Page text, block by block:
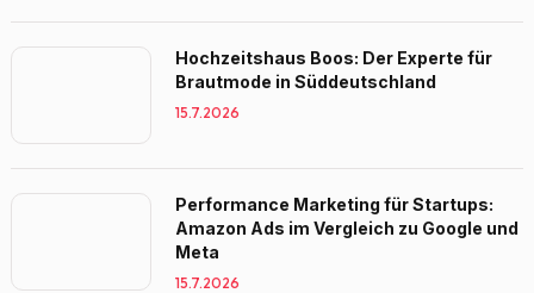
Hochzeitshaus Boos: Der Experte für
Brautmode in Süddeutschland
15.7.2026
Performance Marketing für Startups:
Amazon Ads im Vergleich zu Google und
Meta
15.7.2026